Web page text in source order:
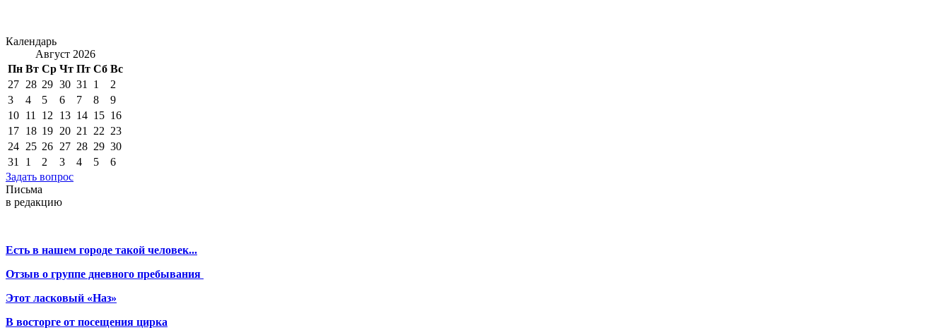
Календарь
Август 2026
Пн Вт Ср Чт Пт Сб Вс
27 28 29 30 31 1
2
3
4 5 6 7 8
9
10 11 12 13 14 15 16
17 18 19 20 21 22 23
24 25 26 27 28 29 30
31
1 2 3 4 5
6
Задать вопрос
Письма
в редакцию
Есть в нашем городе такой человек...
Отзыв о группе дневного пребывания
Этот ласковый «Наз»
В восторге от посещения цирка